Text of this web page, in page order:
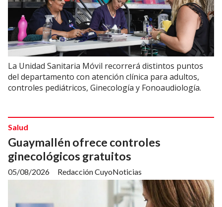
La Unidad Sanitaria Móvil recorrerá distintos puntos
del departamento con atención clínica para adultos,
controles pediátricos, Ginecología y Fonoaudiología.
Guaymallén ofrece controles
ginecológicos gratuitos
Redacción CuyoNoticias
Salud
05/08/2026